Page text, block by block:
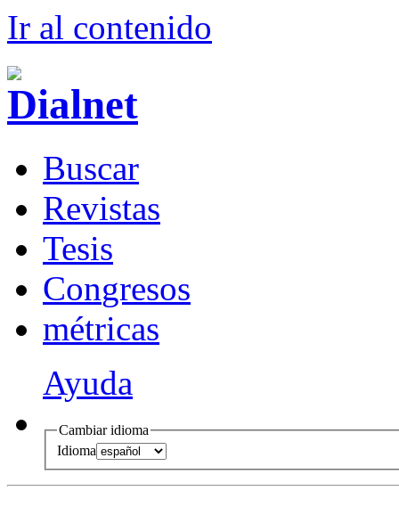
Ir al contenido
Buscar
Revistas
Tesis
Congresos
métricas
Ayuda
Cambiar idioma
Idioma